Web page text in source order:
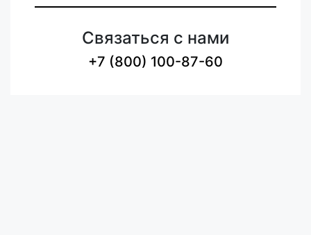
Связаться с нами
+7 (800) 100-87-60